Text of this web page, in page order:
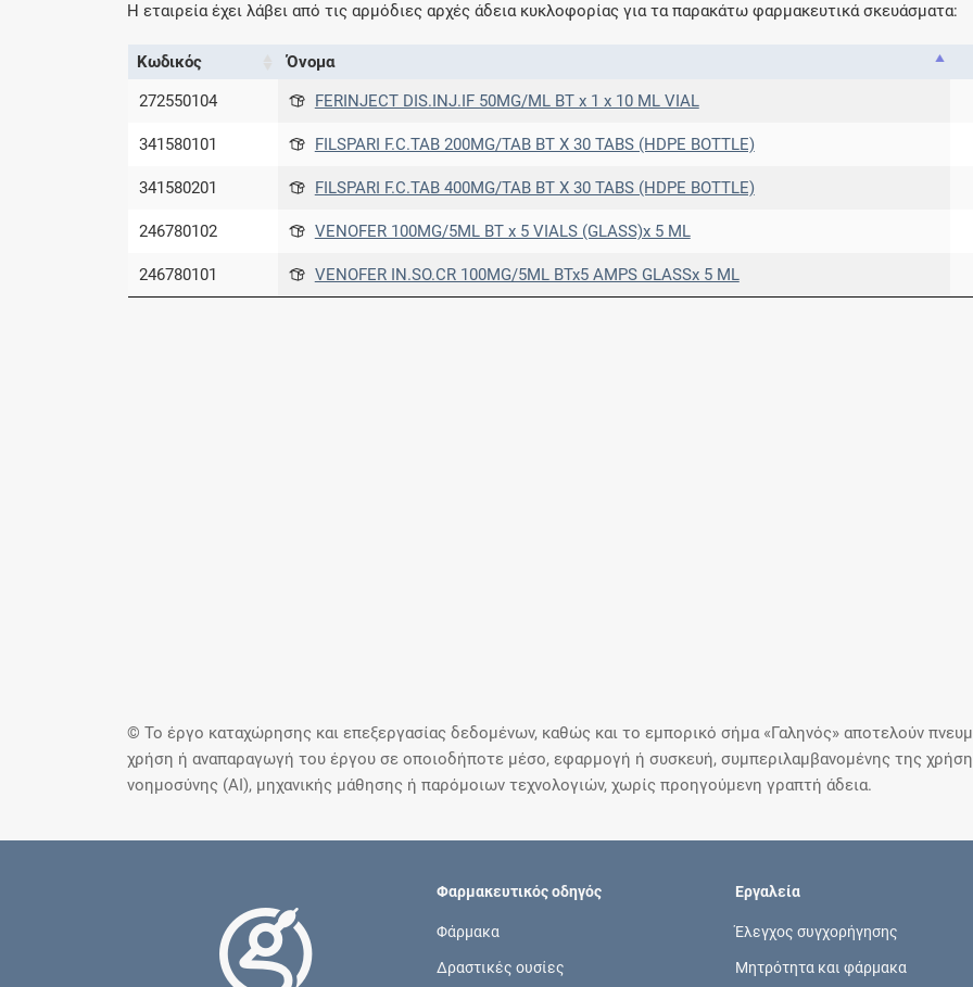
Η εταιρεία έχει λάβει από τις αρμόδιες αρχές άδεια κυκλοφορίας για τα παρακάτω φαρμακευτικά σκευάσματα:
Κωδικός Όνομα
272550104
FERINJECT DIS.INJ.IF 50MG/ML BT x 1 x 10 ML VIAL
341580101 FILSPARI F.C.TAB 200MG/TAB BT X 30 TABS (HDPE BOTTLE)
341580201 FILSPARI F.C.TAB 400MG/TAB BT X 30 TABS (HDPE BOTTLE)
246780102 VENOFER 100MG/5ML BT x 5 VIALS (GLASS)x 5 ML
246780101 VENOFER IN.SO.CR 100MG/5ML BTx5 AMPS GLASSx 5 ML
© Το έργο καταχώρησης και επεξεργασίας δεδομένων, καθώς και το εμπορικό σήμα «Γαληνός» αποτελούν
χρήση ή αναπαραγωγή του έργου σε οποιοδήποτε μέσο, εφαρμογή ή συσκευή, συμπεριλαμβανομένης της
νοημοσύνης (AI), μηχανικής μάθησης ή παρόμοιων τεχνολογιών, χωρίς προηγούμενη γραπτή άδεια.
Φαρμακευτικός οδηγός
Φάρμακα
Δραστικές ουσίες
Εργαλεία
Έλεγχος συγχορήγησης
Μητρότητα και φάρμακα